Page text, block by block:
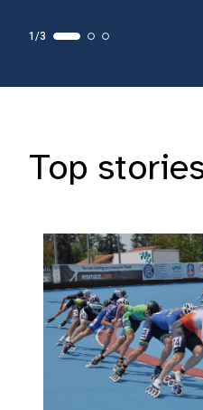
1/3
Top